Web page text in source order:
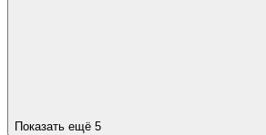
Показать ещё 5